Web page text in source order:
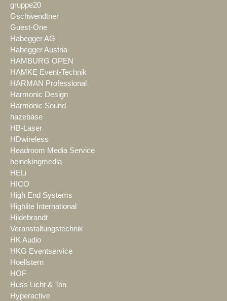
gruppe20
Gschwendtner
Guest-One
Habegger AG
Habegger Austria
HAMBURG OPEN
HAMKE Event-Technik
HARMAN Professional
Harmonic Design
Harmonic Sound
hazebase
HB-Laser
HDwireless
Headroom Media Service
heinekingmedia
HELi
HICO
High End Systems
Highlite International
Hildebrandt
Veranstaltungstechnik
HK Audio
HKG Eventservice
Hoellstern
HOF
Huss Licht & Ton
Hyperactive